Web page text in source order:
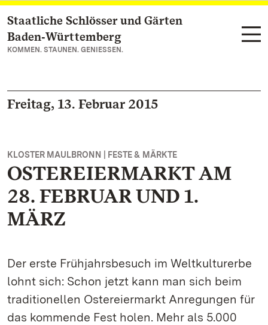
Zum Hauptinhalt springen
Staatliche Schlösser und Gärten
Baden‑Württemberg
KOMMEN. STAUNEN. GENIESSEN.
Freitag, 13. Februar 2015
KLOSTER MAULBRONN | FESTE & MÄRKTE
OSTEREIERMARKT AM
28. FEBRUAR UND 1.
MÄRZ
Der erste Frühjahrsbesuch im Weltkulturerbe
lohnt sich: Schon jetzt kann man sich beim
traditionellen Ostereiermarkt Anregungen für
das kommende Fest holen. Mehr als 5.000